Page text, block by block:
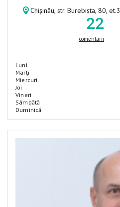
Chișinău, str. Burebista, 80, et.3
22
comentarii
Luni
Marţi
Miercuri
Joi
Vineri
Sâmbătă
Duminică